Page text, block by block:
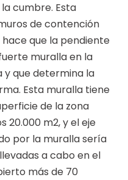
cumbre. Esta
de contención
que la pendiente
muralla en la
y que determina la
Esta muralla tiene
de la zona
20.000 m2, y el eje
por la muralla sería
a cabo en el
más de 70